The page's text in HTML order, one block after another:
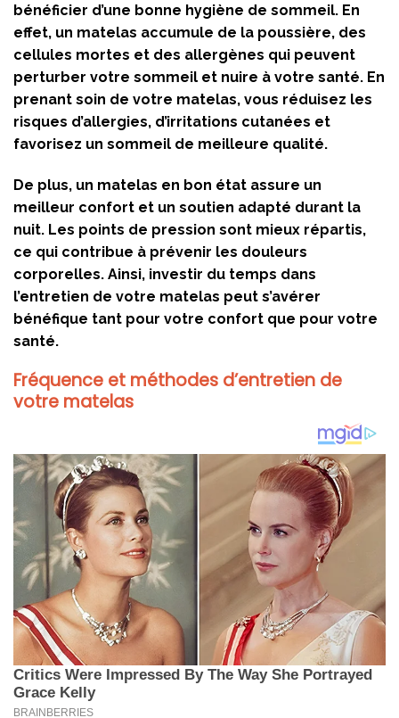
bénéficier d’une bonne hygiène de sommeil. En
effet, un matelas accumule de la poussière, des
cellules mortes et des allergènes qui peuvent
perturber votre sommeil et nuire à votre santé. En
prenant soin de votre matelas, vous réduisez les
risques d’allergies, d’irritations cutanées et
favorisez un sommeil de meilleure qualité.
De plus, un matelas en bon état assure un
meilleur confort et un soutien adapté durant la
nuit. Les points de pression sont mieux répartis,
ce qui contribue à prévenir les douleurs
corporelles. Ainsi, investir du temps dans
l’entretien de votre matelas peut s’avérer
bénéfique tant pour votre confort que pour votre
santé.
Fréquence et méthodes d’entretien de
votre matelas